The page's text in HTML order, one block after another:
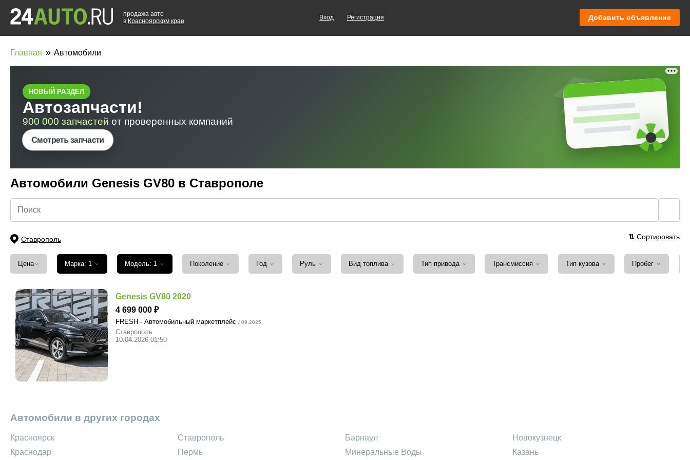
продажа авто
в Красноярском крае
Вход Регистрация Добавить объявление
Главная » Автомобили
Автомобили Genesis GV80 в Ставрополе
Ставрополь ⇅ Сортировать
Цена ⌄ Марка: 1 ⌄ Модель: 1 ⌄ Поколение ⌄ Год ⌄ Руль ⌄ Вид топлива ⌄ Тип привода ⌄ Трансмиссия ⌄ Тип кузова ⌄ Пробег ⌄
Genesis GV80 2020
4 699 000
FRESH - Автомобильный маркетплейс / 09.2025
Ставрополь
10.04.2026 01:50
Автомобили в других городах
Красноярск
Краснодар
Ставрополь
Пермь
Барнаул
Минеральные Воды
Новокузнецк
Казань